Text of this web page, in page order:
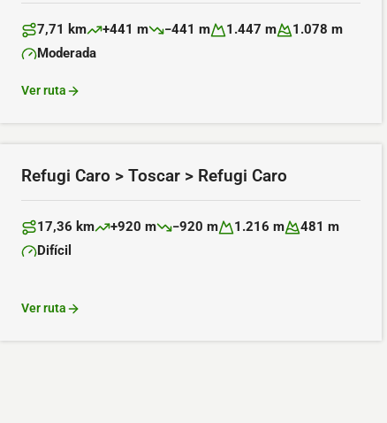
Distancia:
7,71 km
Desnivel positivo:
+441 m
Desnivel negativo:
−441 m
Altitud máxima:
1.447 m
Altitud mínima:
1.078 m
Dificultad:
Moderada
Ver ruta
Refugi Caro > Toscar > Refugi Caro
Distancia:
17,36 km
Desnivel positivo:
+920 m
Desnivel negativo:
−920 m
Altitud máxima:
1.216 m
Altitud mínima:
481 m
Dificultad:
Difícil
Ver ruta